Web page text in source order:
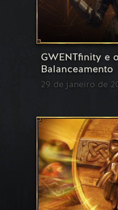
GWENTfinity e
Balanceamento
29 de janeiro de